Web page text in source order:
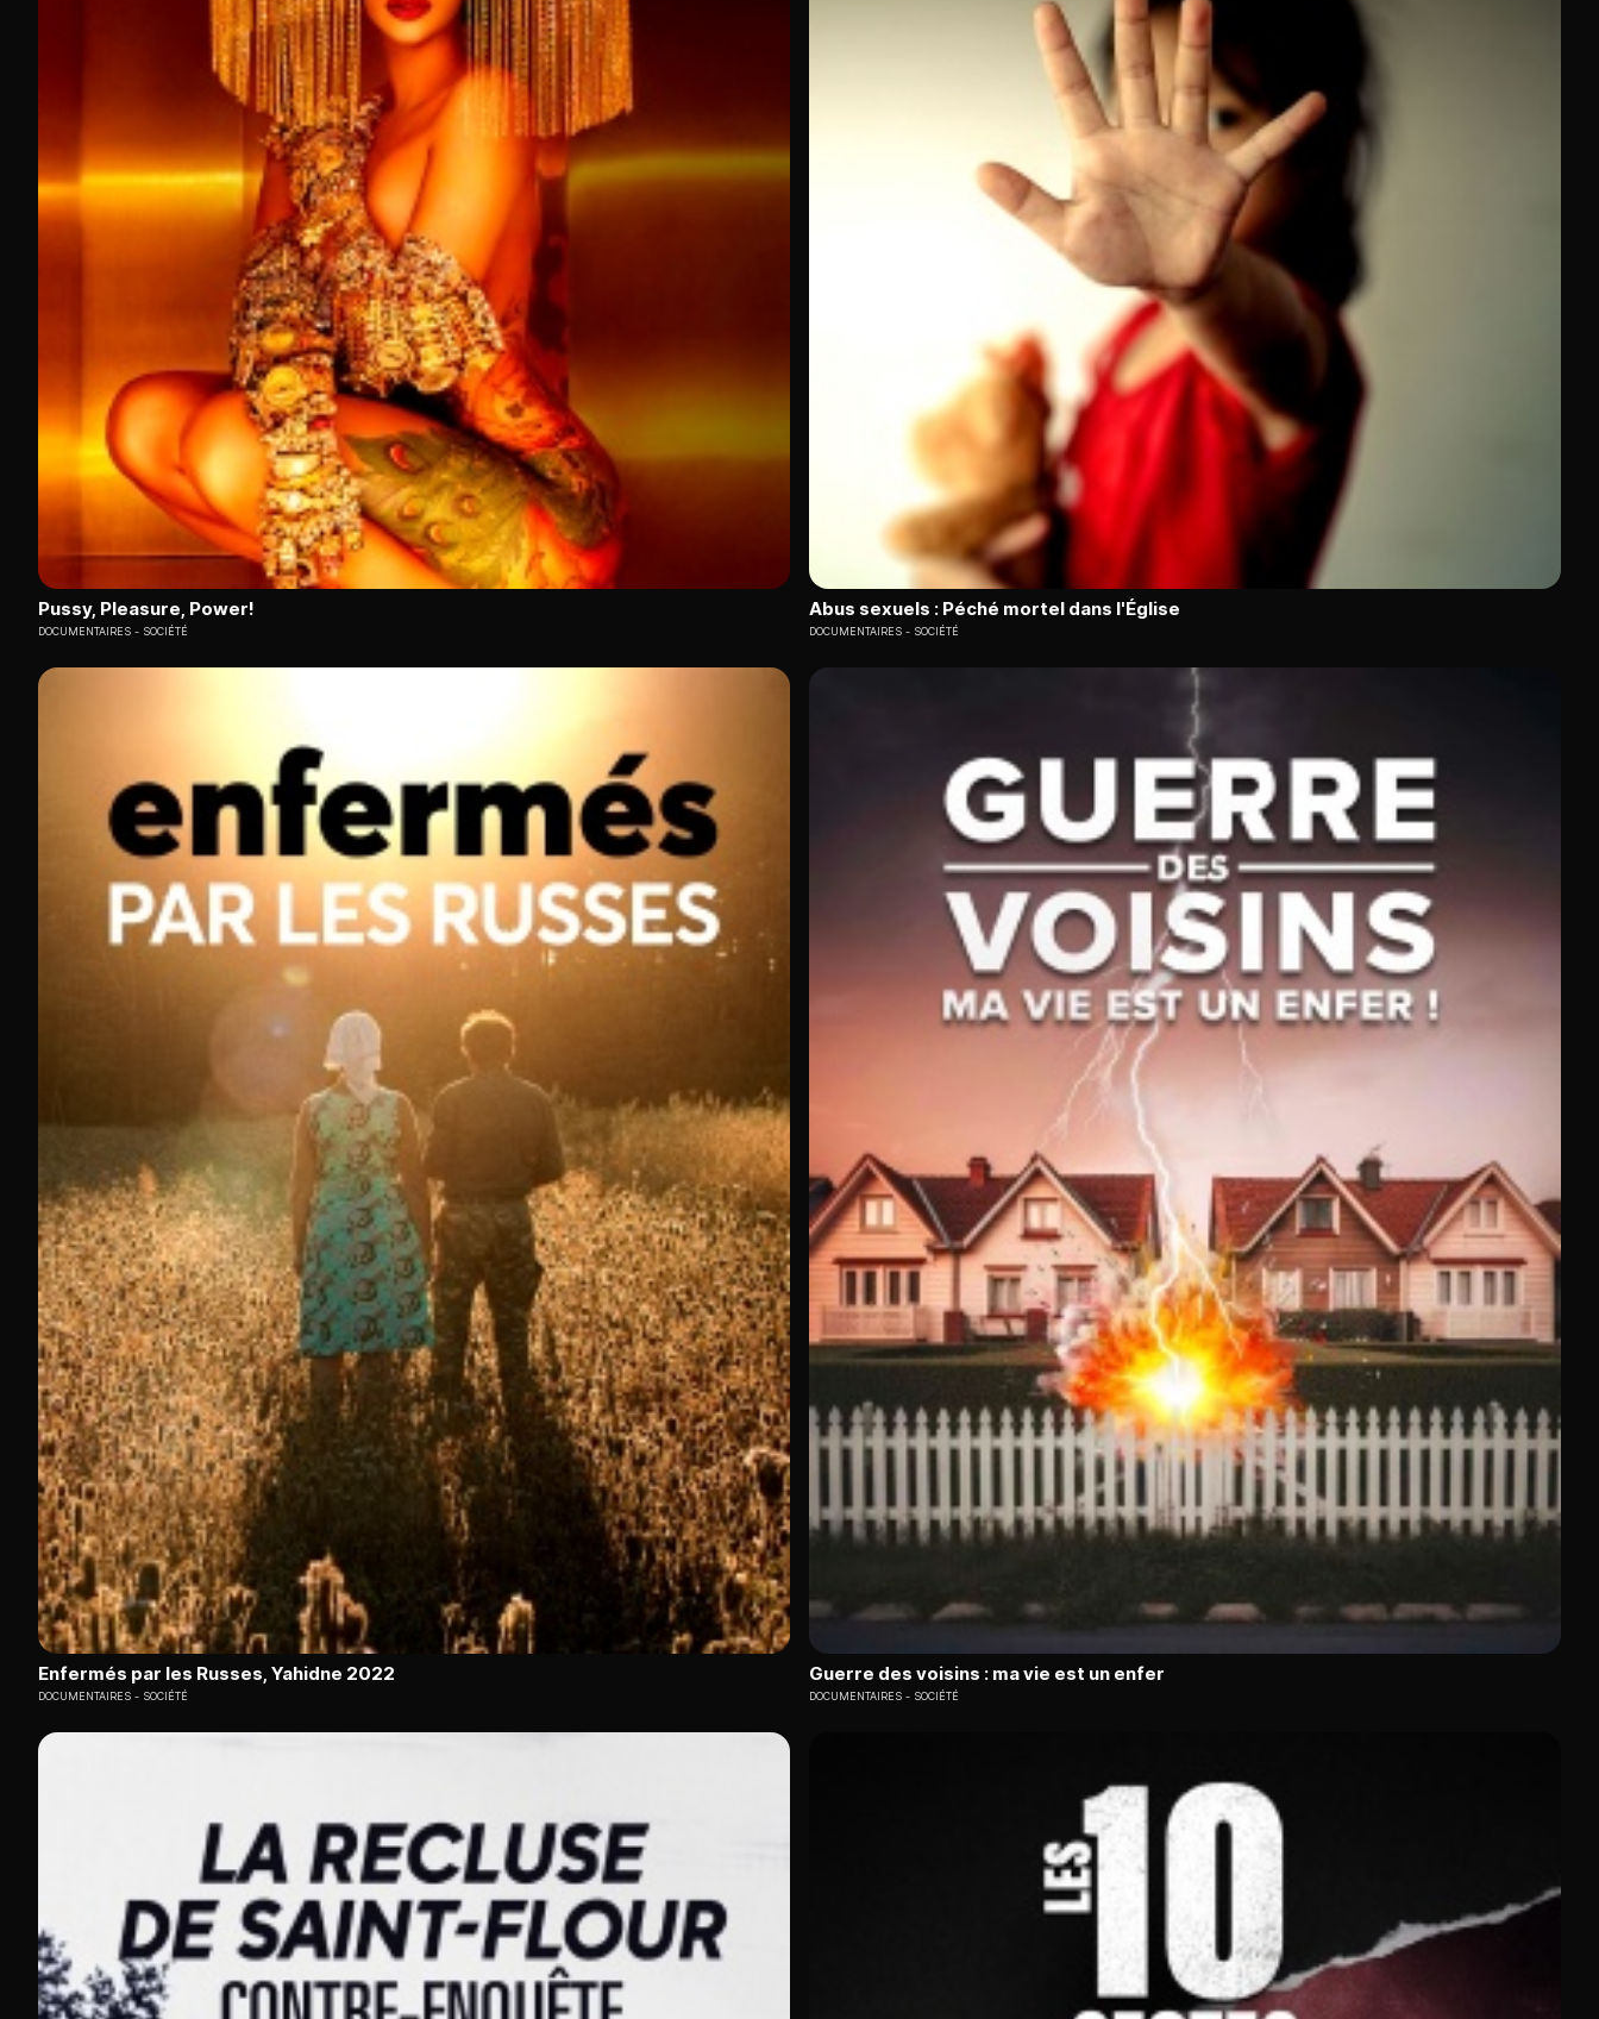
Pussy, Pleasure, Power!
DOCUMENTAIRES SOCIÉTÉ
Abus sexuels : Péché mortel dans l'Église
DOCUMENTAIRES SOCIÉTÉ
Enfermés par les Russes, Yahidne 2022
DOCUMENTAIRES SOCIÉTÉ
Guerre des voisins : ma vie est un enfer
DOCUMENTAIRES SOCIÉTÉ